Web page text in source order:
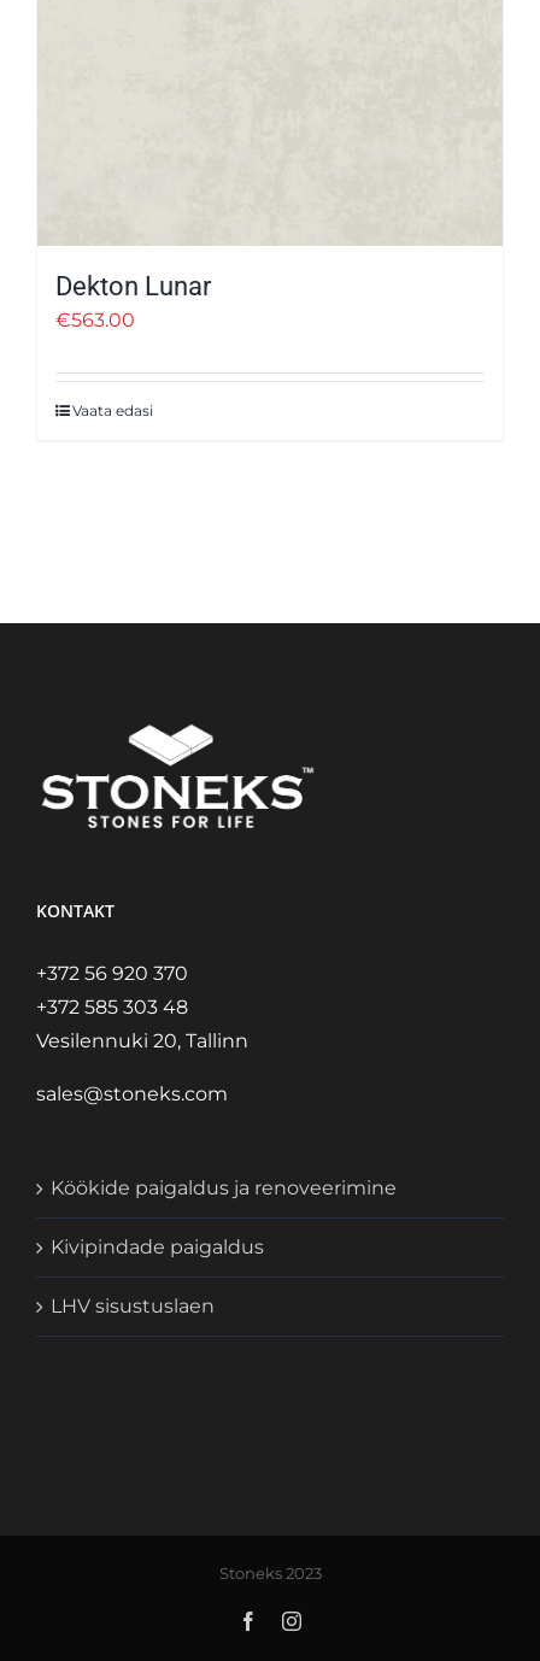
Dekton Lunar
€563.00
Vaata edasi
KONTAKT
+372 56 920 370
+372 585 303 48
Vesilennuki 20, Tallinn
sales@stoneks.com
Köökide paigaldus ja renoveerimine
Kivipindade paigaldus
LHV sisustuslaen
Stoneks 2023
FacebookInstagram